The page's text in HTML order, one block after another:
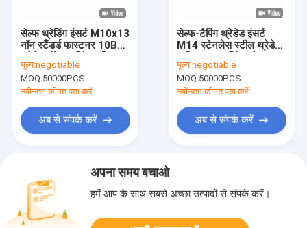
सेल्फ थ्रेडिंग इंसर्ट M10x13
नॉन स्टैंडर्ड फास्टनर 10B21
मूल्य:negotiable
MOQ:50000PCS
नवीनतम कीमत पता करें
अब से संपर्क करें
सेल्फ-टैपिंग थ्रेडेड इंसर्ट
M14 स्टेनलेस स्टील थ्रेडेड
10.9 ग्रेड
मूल्य:negotiable
MOQ:50000PCS
नवीनतम कीमत पता करें
अब से संपर्क करें
अपना समय बचाओ
हमें आप के साथ सबसे अच्छा उत्पादों से संपर्क करें।